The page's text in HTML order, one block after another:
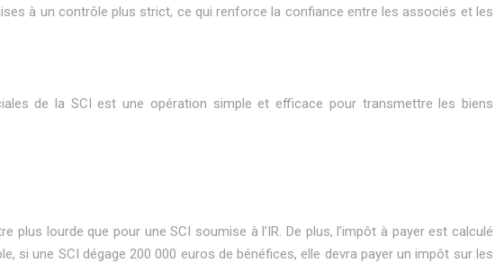
à un contrôle plus strict, ce qui renforce la confiance entre les associés et les
de la SCI est une opération simple et efficace pour transmettre les biens
lourde que pour une SCI soumise à l’IR. De plus, l’impôt à payer est calculé
si une SCI dégage 200 000 euros de bénéfices, elle devra payer un impôt sur les